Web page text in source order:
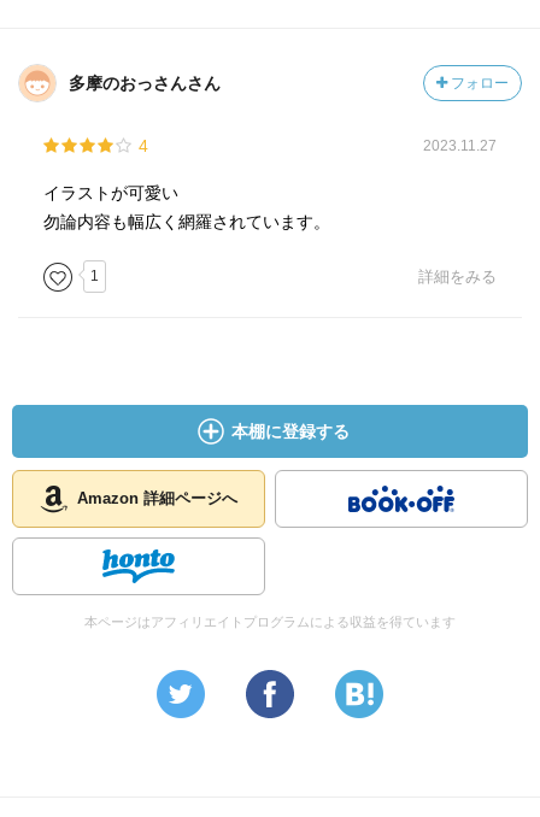
多摩のおっさんさん フォロー
4 2023.11.27
イラストが可愛い
勿論内容も幅広く網羅されています。
1 詳細をみる
本棚に登録する
Amazon 詳細ページへ
本ページはアフィリエイトプログラムによる収益を得ています